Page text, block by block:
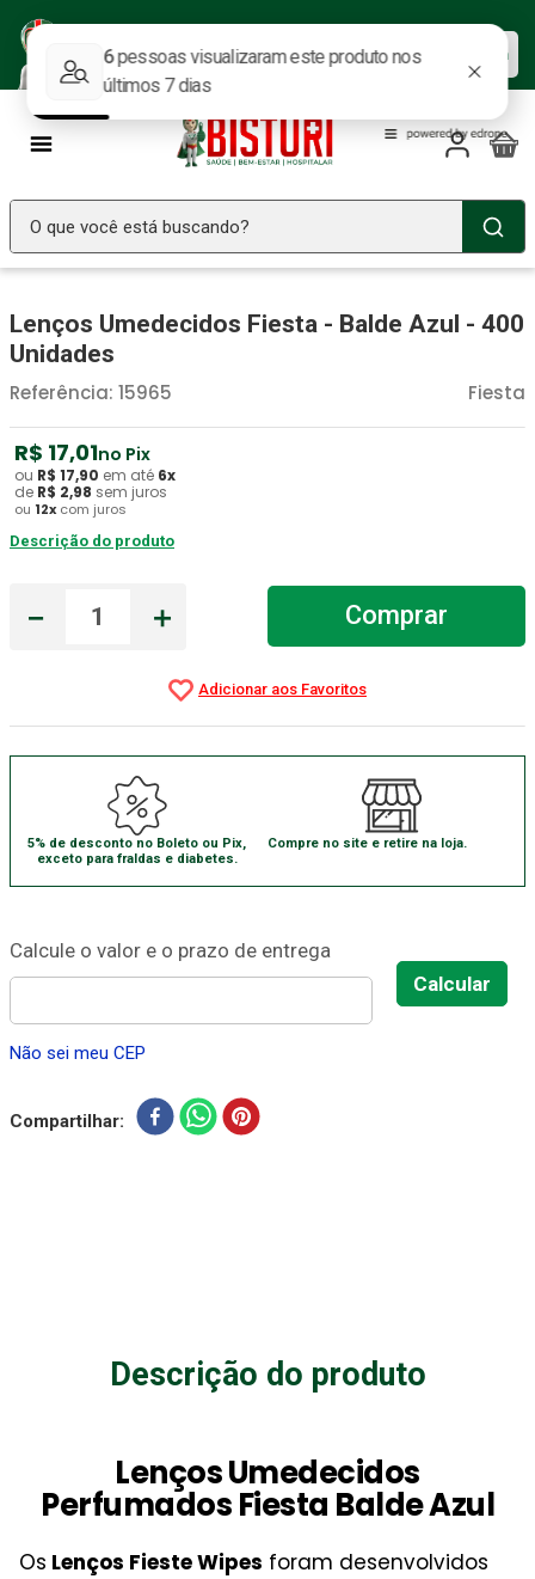
ofertas.
Baixar agora
O que você está buscando?
Lenços Umedecidos Fiesta - Balde Azul - 400
Unidades
Fiesta
Referência: 15965
R$ 17,01no Pix
ou R$ 17,90 em até 6x
de R$ 2,98 sem juros
ou 12x com juros
Descrição do produto
＋
－ Comprar
5% de desconto no Boleto ou Pix,
exceto para fraldas e diabetes.
Compre no site e retire na loja.
Não sei meu CEP
Compartilhar
Descrição do produto
Lenços Umedecidos
Perfumados Fiesta Balde Azul
Os Lenços Fieste Wipes foram desenvolvidos
1º Seringa Insulina
2º Fralda Geriatrica
3 º Luva Latex
4º Estetoscopio Littmann
5 º Littmann
º Absorvente Geriatrico
Aparelho Pressão